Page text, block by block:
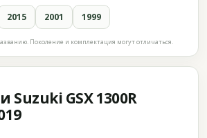
2015 2001 1999
Поколение и комплектация могут отличаться.
GSX 1300R